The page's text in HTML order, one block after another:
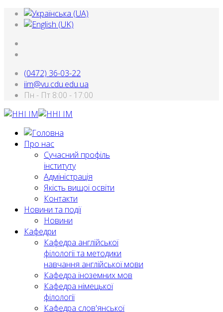
(0472) 36-03-22
iim@vu.cdu.edu.ua
Пн - Пт 8:00 - 17:00
Про нас
Сучасний профіль
інституту
Адміністрація
Якість вищої освіти
Контакти
Новини та події
Новини
Кафедри
Кафедра англійської
філології та методики
навчання англійської мови
Кафедра іноземних мов
Кафедра німецької
філології
Кафедра слов'янської